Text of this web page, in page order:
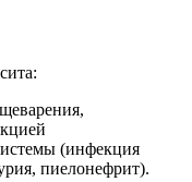
(инфекция
пиелонефрит).